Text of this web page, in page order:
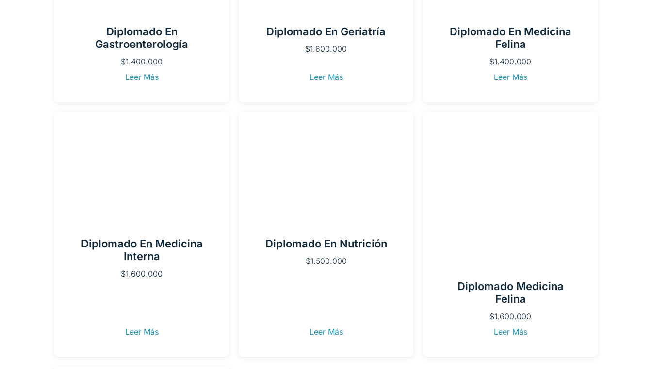
Diplomado En
Gastroenterología
$1.400.000
Leer Más
Diplomado En Geriatría
$1.600.000
Leer Más
Diplomado En Medicina
Felina
$1.400.000
Leer Más
Diplomado En Medicina
Interna
$1.600.000
Leer Más
Diplomado En Nutrición
$1.500.000
Leer Más
Diplomado Medicina
Felina
$1.600.000
Leer Más